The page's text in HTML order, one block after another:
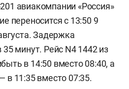
авиакомпании «Россия»
переносится с 13:50 9
Задержка
35 минут. Рейс N4 1442 из
в 14:50 вместо 08:40, а
в 11:35 вместо 07:35.